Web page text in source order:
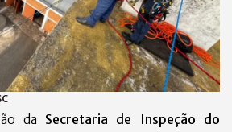
da Secretaria de Inspeção do